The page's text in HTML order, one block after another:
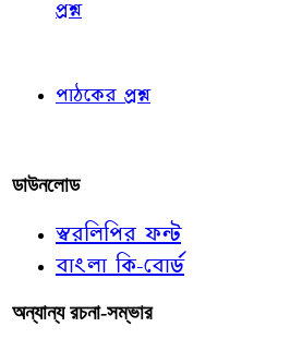
প্রশ্ন
পাঠকের প্রশ্ন
ডাউনলোড
স্বরলিপির ফন্ট
বাংলা কি-বোর্ড
অন্যান্য রচনা-সম্ভার